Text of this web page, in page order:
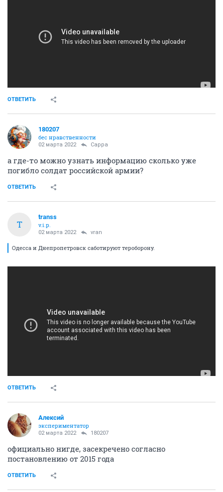
ОТВЕТИТЬ
180207
бес нравственности
02 марта 2022 Сарра
а где-то можно узнать информацию сколько уже
погибло солдат российской армии?
ОТВЕТИТЬ
T
transs
v.i.p.
02 марта 2022 vran
Одесса и Днепропетровск саботируют тероборону.
ОТВЕТИТЬ
Алексий
экспериментатор
02 марта 2022 180207
официально нигде, засекречено согласно
постановлению от 2015 года
ОТВЕТИТЬ